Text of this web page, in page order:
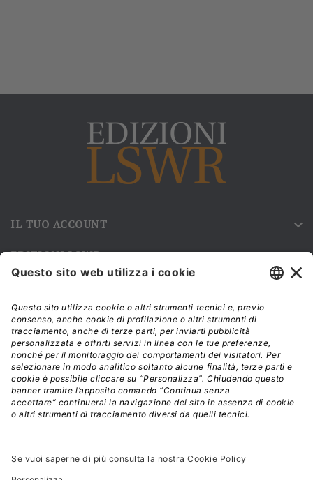
IL TUO ACCOUNT 
EDIZIONI LSWR 
Iscriviti alla nostra newsletter e rimani sempre aggiornato sulle
promozioni!
Modalità di acquisto e tempi di spedizione
Diritto di recesso
Termini e condizioni d'uso